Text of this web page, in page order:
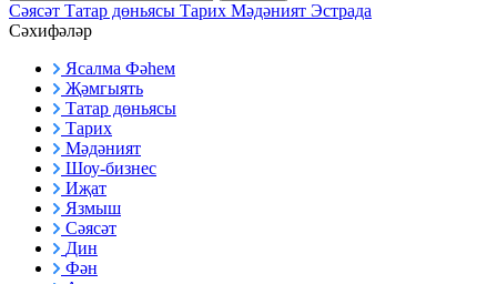
Сәясәт Татар дөньясы Тарих Мәдәният Эстрада
Сәхифәләр
Ясалма Фәһем
Җәмгыять
Татар дөньясы
Тарих
Мәдәният
Шоу-бизнес
Иҗат
Язмыш
Сәясәт
Дин
Фән